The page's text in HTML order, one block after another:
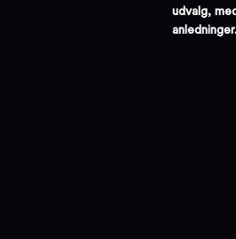
udvalg,
anledninger.